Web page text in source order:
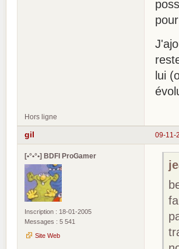
lui
Hors ligne
09-11-
gil
[•°•°•] BDFI ProGamer
Inscription : 18-01-2005
Messages : 5 541
Site Web